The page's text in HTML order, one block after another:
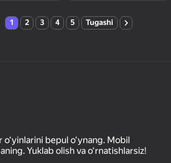
1 2 3 4 5 Tugashi
bepul o‘ynang. Mobil
Yuklab olish va o‘rnatishlarsiz!